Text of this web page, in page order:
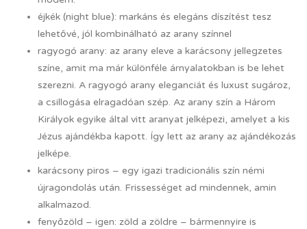
éjkék (night blue): markáns és elegáns díszítést tesz
lehetővé, jól kombinálható az arany színnel
ragyogó arany: az arany eleve a karácsony jellegzetes
színe, amit ma már különféle árnyalatokban is be lehet
szerezni. A ragyogó arany eleganciát és luxust sugároz,
a csillogása elragadóan szép. Az arany szín a Három
Királyok egyike által vitt aranyat jelképezi, amelyet a kis
Jézus ajándékba kapott. Így lett az arany az ajándékozás
jelképe.
karácsony piros – egy igazi tradicionális szín némi
újragondolás után. Frissességet ad mindennek, amin
alkalmazod.
fenyőzöld – igen: zöld a zöldre – bármennyire is